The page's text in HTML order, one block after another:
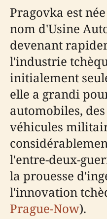
Pragovka est
nom d'Usine
devenant
l'industrie
initialement
elle a grandi
automobiles,
véhicules
l'entre-deux-
la prouesse
l'innovation
Prague-Now).